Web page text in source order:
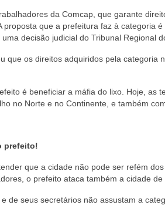
da Comcap, que garante
proposta que a prefeitura faz à categoria
decisão judicial do Tribunal Regional
que os direitos adquiridos pela
é beneficiar a máfia do lixo. Hoje, as
no Norte e no Continente, e também
prefeito!
que a cidade não pode ser refém
o prefeito ataca também a cidade de
de seus secretários não assustam a